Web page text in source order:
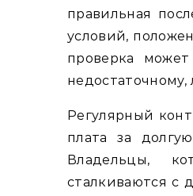
правильная
условий,
проверка
Регулярный
плата за
Владельцы,
сталкиваются с